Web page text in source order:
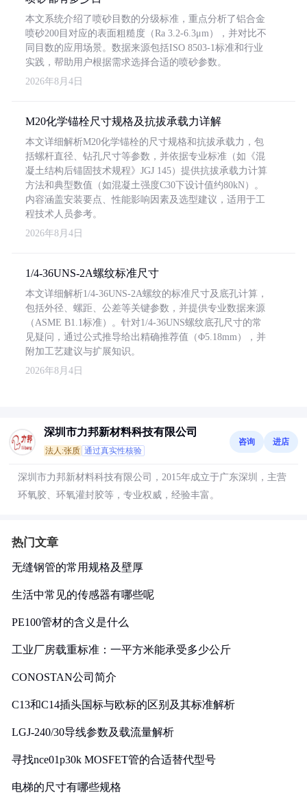
本文系统介绍了喷砂目数的分级标准，重点分析了铝合金
喷砂200目对应的表面粗糙度（Ra 3.2-6.3μm），并对比不
同目数的应用场景。数据来源包括ISO 8503-1标准和行业
实践，帮助用户根据需求选择合适的喷砂参数。
2026年8月4日
M20化学锚栓尺寸规格及抗拔承载力详解
本文详细解析M20化学锚栓的尺寸规格和抗拔承载力，包
括螺杆直径、钻孔尺寸等参数，并依据专业标准（如《混
凝土结构后锚固技术规程》JGJ 145）提供抗拔承载力计算
方法和典型数值（如混凝土强度C30下设计值约80kN）。
内容涵盖安装要点、性能影响因素及选型建议，适用于工
程技术人员参考。
2026年8月4日
1/4-36UNS-2A螺纹标准尺寸
本文详细解析1/4-36UNS-2A螺纹的标准尺寸及底孔计算，
包括外径、螺距、公差等关键参数，并提供专业数据来源
（ASME B1.1标准）。针对1/4-36UNS螺纹底孔尺寸的常
见疑问，通过公式推导给出精确推荐值（Φ5.18mm），并
附加工艺建议与扩展知识。
2026年8月4日
深圳市力邦新材料科技有限公司
法人:张质 通过真实性核验
咨询 进店
深圳市力邦新材料科技有限公司，2015年成立于广东深圳，主营
环氧胶、环氧灌封胶等，专业权威，经验丰富。
热门文章
无缝钢管的常用规格及壁厚
生活中常见的传感器有哪些呢
PE100管材的含义是什么
工业厂房载重标准：一平方米能承受多少公斤
CONOSTAN公司简介
C13和C14插头国标与欧标的区别及其标准解析
LGJ-240/30导线参数及载流量解析
寻找nce01p30k MOSFET管的合适替代型号
电梯的尺寸有哪些规格